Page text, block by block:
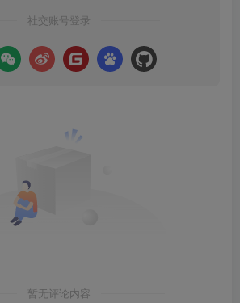
社交账号登录
暂无评论内容